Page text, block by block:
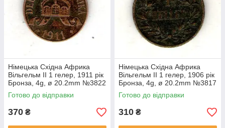
Німецька Східна Африка
Вільгельм II 1 гелер, 1911 рік
Бронза, 4g, ø 20.2mm №3822
Готово до відправки
370 ₴
Німецька Східна Африка
Вільгельм II 1 гелер, 1906 рік
Бронза, 4g, ø 20.2mm №3817
Готово до відправки
310 ₴